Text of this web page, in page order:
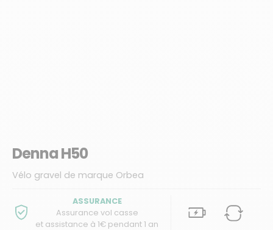
Denna H50
Vélo gravel de marque Orbea
ASSURANCE
Assurance vol casse
et assistance à 1€ pendant 1 an